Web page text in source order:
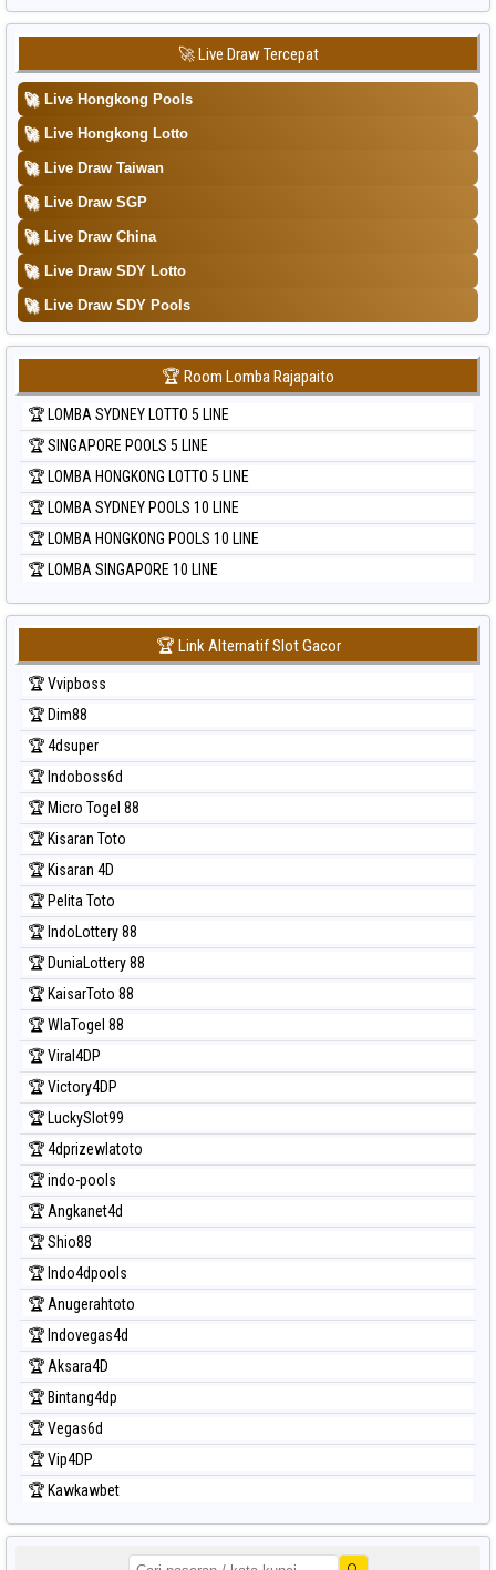
Data Togel Sydney
Data Togel Sydney Lottery
Data Togel Sydney Lottery 6d
Data Togel Sydney Lotto
Data Togel Sydney Pools 6d
Data Togel Taipei
Data Togel Taiwan
🚀 Live Draw Tercepat
🚀 Live Hongkong Pools
🚀 Live Hongkong Lotto
🚀 Live Draw Taiwan
🚀 Live Draw SGP
🚀 Live Draw China
🚀 Live Draw SDY Lotto
🚀 Live Draw SDY Pools
🏆 Room Lomba Rajapaito
🏆 LOMBA SYDNEY LOTTO 5 LINE
🏆 SINGAPORE POOLS 5 LINE
🏆 LOMBA HONGKONG LOTTO 5 LINE
🏆 LOMBA SYDNEY POOLS 10 LINE
🏆 LOMBA HONGKONG POOLS 10 LINE
🏆 LOMBA SINGAPORE 10 LINE
🏆 Link Alternatif Slot Gacor
🏆 Vvipboss
🏆 Dim88
🏆 4dsuper
🏆 Indoboss6d
🏆 Micro Togel 88
🏆 Kisaran Toto
🏆 Kisaran 4D
🏆 Pelita Toto
🏆 IndoLottery 88
🏆 DuniaLottery 88
🏆 KaisarToto 88
🏆 WlaTogel 88
🏆 Viral4DP
🏆 Victory4DP
🏆 LuckySlot99
🏆 4dprizewlatoto
🏆 indo-pools
🏆 Angkanet4d
🏆 Shio88
🏆 Indo4dpools
🏆 Anugerahtoto
🏆 Indovegas4d
🏆 Aksara4D
🏆 Bintang4dp
🏆 Vegas6d
🏆 Vip4DP
🏆 Kawkawbet